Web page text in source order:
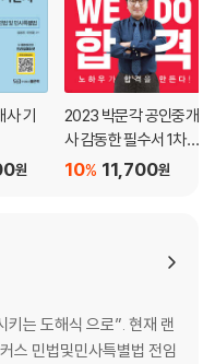
218
231
239
248
251
287
사 기
원
2023 박문각 공인중개
사 감동한 필수서 1차
부동산학개론
11,700원
10%
는 도해식 으로”. 현재 랜
스 민법및민사특별법 전임